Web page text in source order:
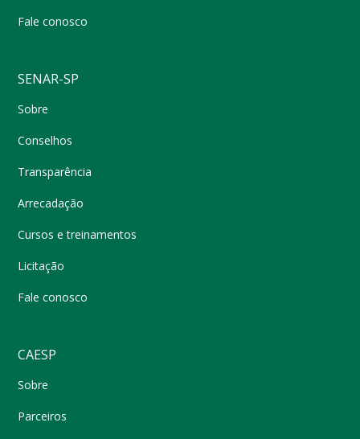
Fale conosco
SENAR-SP
Sobre
Conselhos
Transparência
Arrecadação
Cursos e treinamentos
Licitação
Fale conosco
CAESP
Sobre
Parceiros